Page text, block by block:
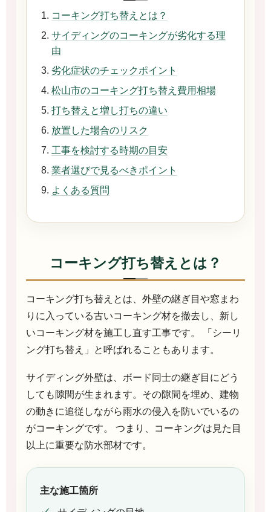
コーキング打ち替えとは？
サイディングのコーキングが劣化する理
由
劣化症状のチェックポイント
松山市のコーキング打ち替え費用相場
打ち替えと増し打ちの違い
放置した場合のリスク
工事を検討する時期の目安
業者選びで見るべきポイント
よくある質問
コーキング打ち替えとは？
コーキング打ち替えとは、外壁の継ぎ目や窓まわ
りに入っている古いコーキング材を撤去し、新し
いコーキング材を施工し直す工事です。 「シーリ
ング打ち替え」と呼ばれることもあります。
サイディング外壁は、ボード同士の継ぎ目にどう
しても隙間が生まれます。その隙間を埋め、建物
の動きに追従しながら雨水の侵入を防いでいるの
がコーキングです。 つまり、コーキングは見た目
以上に重要な防水部材です。
主な施工箇所